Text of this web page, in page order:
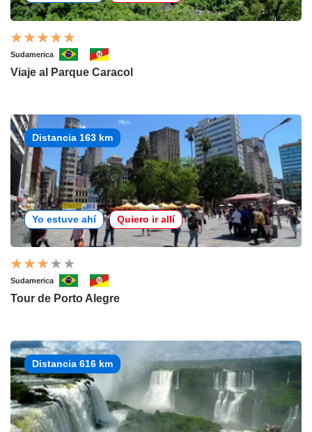
Sudamerica
Viaje al Parque Caracol
Distancia 163 km
Yo estuve ahí Quiero ir allí
Sudamerica
Tour de Porto Alegre
Distancia 616 km